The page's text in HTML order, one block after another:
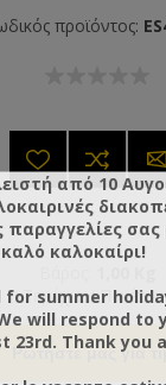
προϊόντος:
Τεμάχια / Πακέτο:
Ρωτήστε μας για
από 10
σας
καλοκαίρι!
for summer
will respond to
23rd. Thank you